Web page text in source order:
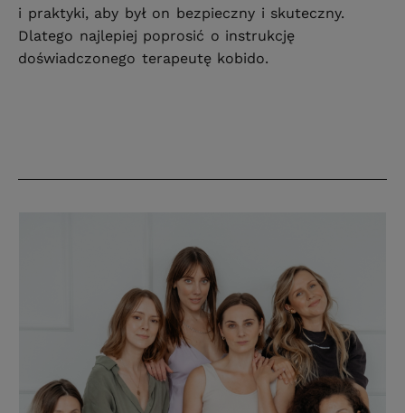
i praktyki, aby był on bezpieczny i skuteczny.
Dlatego najlepiej poprosić o instrukcję
doświadczonego terapeutę kobido.